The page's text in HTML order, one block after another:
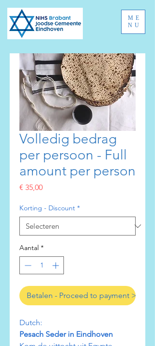
ME
NU
Volledig bedrag
per persoon - Full
amount per person
€ 35,00Prijs
Korting - Discount *
Aantal *
Betalen - Proceed to payment >
Dutch:
Pesach Seder in Eindhoven